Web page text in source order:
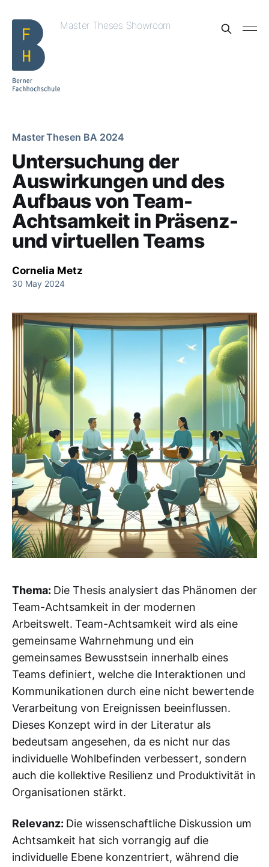
Master Theses Showroom
Master Thesen BA 2024
Untersuchung der
Auswirkungen und des
Aufbaus von Team-
Achtsamkeit in Präsenz-
und virtuellen Teams
Cornelia Metz
30 May 2024
Thema: Die Thesis analysiert das Phänomen der
Team-Achtsamkeit in der modernen
Arbeitswelt. Team-Achtsamkeit wird als eine
gemeinsame Wahrnehmung und ein
gemeinsames Bewusstsein innerhalb eines
Teams definiert, welche die Interaktionen und
Kommunikationen durch eine nicht bewertende
Verarbeitung von Ereignissen beeinflussen.
Dieses Konzept wird in der Literatur als
bedeutsam angesehen, da es nicht nur das
individuelle Wohlbefinden verbessert, sondern
auch die kollektive Resilienz und Produktivität in
Organisationen stärkt.
Relevanz: Die wissenschaftliche Diskussion um
Achtsamkeit hat sich vorrangig auf die
individuelle Ebene konzentriert, während die